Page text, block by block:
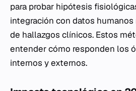
para probar hipótesis
integración con datos
de hallazgos clínicos. Estos
entender cómo responden los
internos y externos.